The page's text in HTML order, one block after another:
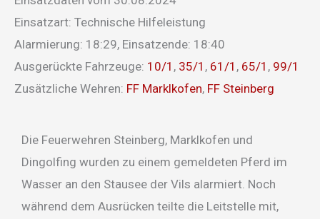
Einsatzart: Technische Hilfeleistung
Alarmierung: 18:29, Einsatzende: 18:40
Ausgerückte Fahrzeuge: 10/1 , 35/1 , 61/1 , 65/1 , 99/1
Zusätzliche Wehren: FF Marklkofen, FF Steinberg
Die Feuerwehren Steinberg, Marklkofen und
Dingolfing wurden zu einem gemeldeten Pferd im
Wasser an den Stausee der Vils alarmiert. Noch
während dem Ausrücken teilte die Leitstelle mit,